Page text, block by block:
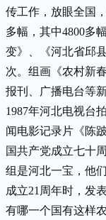
传工作，放眼全国
多幅，其中4800多
变》、《河北省邱
次。组画《农村新
报刊、广播电台等
1987年河北电视台
闻电影记录片《陈
国共产党成立七十
组是河北一宝，他
成立21 周年时，发
有哪一个国有这样